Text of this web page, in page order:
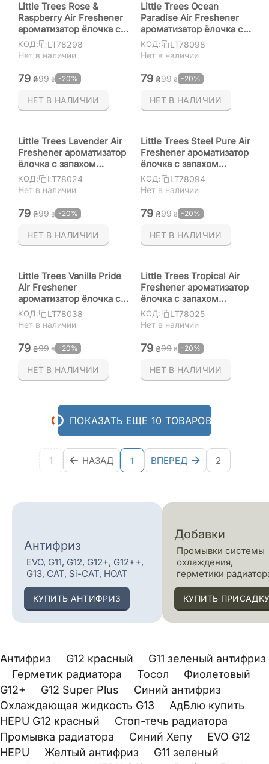
Little Trees Rose &
Raspberry Air Freshener
ароматизатор ёлочка с
запахом роза и малина
КОД:
LT78298
Нет в наличии
‍79‍ ₴‍99‍ ₴ -20%
НЕТ В НАЛИЧИИ
Little Trees Ocean
Paradise Air Freshener
ароматизатор ёлочка с
запахом океанический
рай
КОД:
LT78098
Нет в наличии
‍79‍ ₴‍99‍ ₴ -20%
НЕТ В НАЛИЧИИ
Little Trees Lavender Air
Freshener ароматизатор
ёлочка с запахом
лаванда
КОД:
LT78024
Нет в наличии
‍79‍ ₴‍99‍ ₴ -20%
НЕТ В НАЛИЧИИ
Little Trees Steel Pure Air
Freshener ароматизатор
ёлочка с запахом
стальной свежести
КОД:
LT78094
Нет в наличии
‍79‍ ₴‍99‍ ₴ -20%
НЕТ В НАЛИЧИИ
Little Trees Vanilla Pride
Air Freshener
ароматизатор ёлочка с
запахом ванильная
гордость
КОД:
LT78038
Нет в наличии
‍79‍ ₴‍99‍ ₴ -20%
НЕТ В НАЛИЧИИ
Little Trees Tropical Air
Freshener ароматизатор
ёлочка с запахом
тропики
КОД:
LT78025
Нет в наличии
‍79‍ ₴‍99‍ ₴ -20%
НЕТ В НАЛИЧИИ
ПОКАЗАТЬ ЕЩЕ 10 ТОВАРОВ
1 НАЗАД 1 ВПЕРЕД 2
Антифриз
EVO, G11, G12, G12+, G12++,
G13, CAT, Si-CAT, HOAT
КУПИТЬ АНТИФРИЗ
Добавки
Промывки системы
охлаждения,
герметики
КУПИТЬ
Антифриз G12 красный
G11 зеленый антифриз
Герметик радиатора
Тосол
Фиолетовый
G12+
G12 Super Plus
Синий антифриз
Охлаждающая жидкость G13
АдБлю купить
HEPU G12 красный
Стоп-течь радиатора
Промывка радиатора
Синий Хепу
EVO G12
HEPU
Желтый антифриз
G11 зеленый